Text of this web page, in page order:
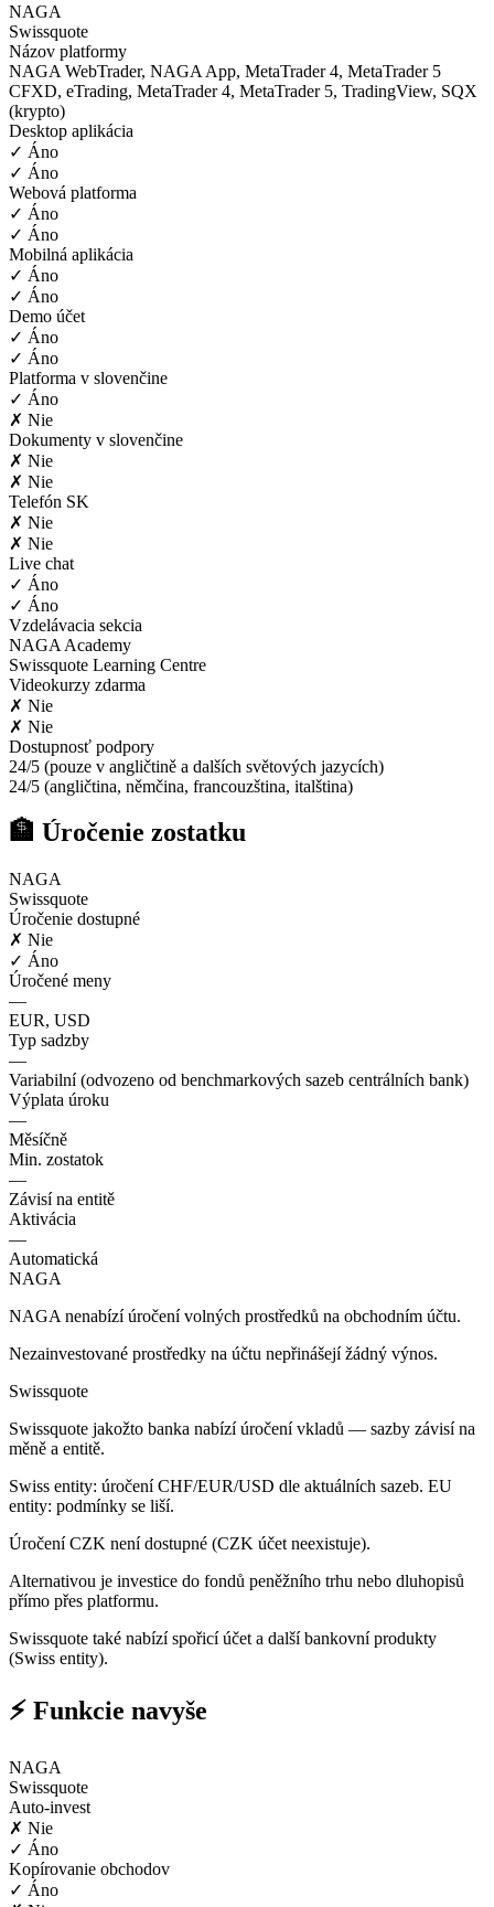
NAGA
Swissquote
Názov platformy
NAGA WebTrader, NAGA App, MetaTrader 4, MetaTrader 5
CFXD, eTrading, MetaTrader 4, MetaTrader 5, TradingView, SQX
(krypto)
Desktop aplikácia
✓ Áno
✓ Áno
Webová platforma
✓ Áno
✓ Áno
Mobilná aplikácia
✓ Áno
✓ Áno
Demo účet
✓ Áno
✓ Áno
Platforma v slovenčine
✓ Áno
✗ Nie
Dokumenty v slovenčine
✗ Nie
✗ Nie
Telefón SK
✗ Nie
✗ Nie
Live chat
✓ Áno
✓ Áno
Vzdelávacia sekcia
NAGA Academy
Swissquote Learning Centre
Videokurzy zdarma
✗ Nie
✗ Nie
Dostupnosť podpory
24/5 (pouze v angličtině a dalších světových jazycích)
24/5 (angličtina, němčina, francouzština, italština)
🏦 Úročenie zostatku
NAGA
Swissquote
Úročenie dostupné
✗ Nie
✓ Áno
Úročené meny
—
EUR, USD
Typ sadzby
—
Variabilní (odvozeno od benchmarkových sazeb centrálních bank)
Výplata úroku
—
Měsíčně
Min. zostatok
—
Závisí na entitě
Aktivácia
—
Automatická
NAGA
NAGA nenabízí úročení volných prostředků na obchodním účtu.
Nezainvestované prostředky na účtu nepřinášejí žádný výnos.
Swissquote
Swissquote jakožto banka nabízí úročení vkladů — sazby závisí na
měně a entitě.
Swiss entity: úročení CHF/EUR/USD dle aktuálních sazeb. EU
entity: podmínky se liší.
Úročení CZK není dostupné (CZK účet neexistuje).
Alternativou je investice do fondů peněžního trhu nebo dluhopisů
přímo přes platformu.
Swissquote také nabízí spořicí účet a další bankovní produkty
(Swiss entity).
⚡ Funkcie navyše
NAGA
Swissquote
Auto-invest
✗ Nie
✓ Áno
Kopírovanie obchodov
✓ Áno